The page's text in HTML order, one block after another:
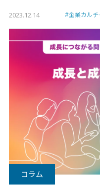
2023.12.14 #企業カル
コラム